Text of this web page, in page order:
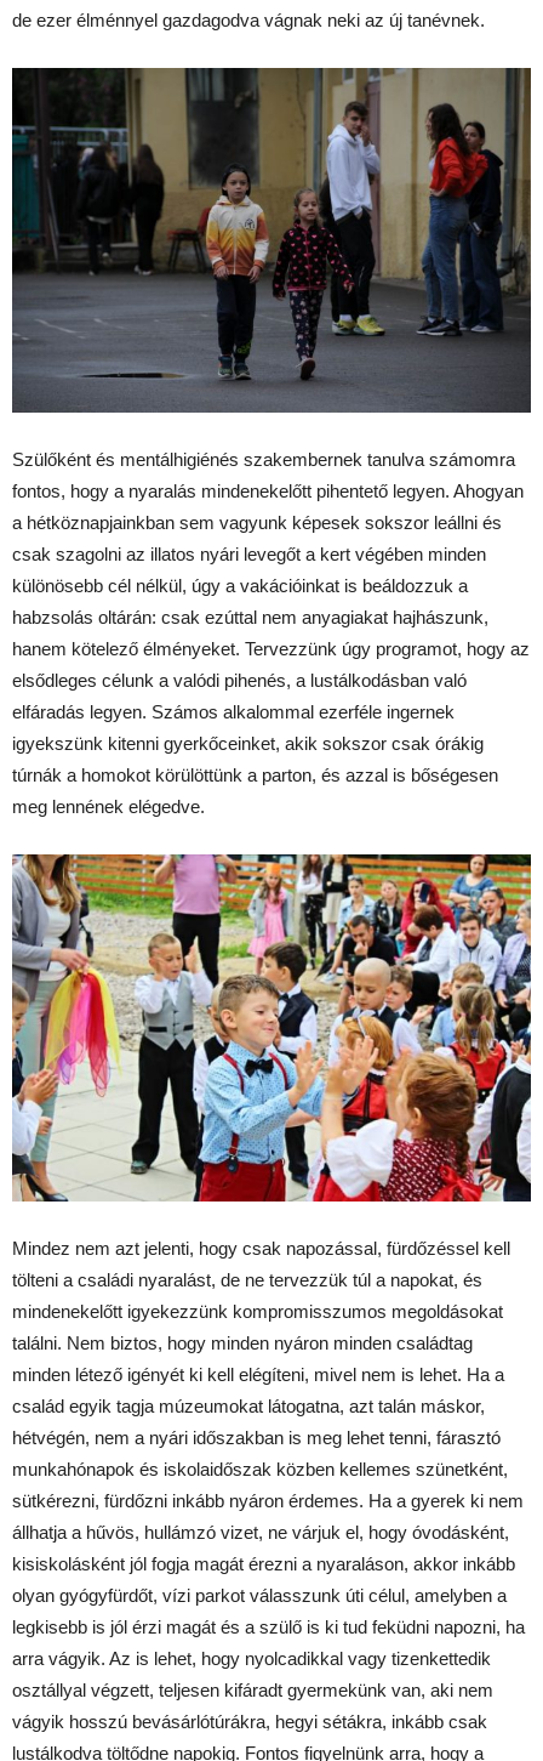
de ezer élménnyel gazdagodva vágnak neki az új tanévnek.
Szülőként és mentálhigiénés szakembernek tanulva számomra
fontos, hogy a nyaralás mindenekelőtt pihentető legyen. Ahogyan
a hétköznapjainkban sem vagyunk képesek sokszor leállni és
csak szagolni az illatos nyári levegőt a kert végében minden
különösebb cél nélkül, úgy a vakációinkat is beáldozzuk a
habzsolás oltárán: csak ezúttal nem anyagiakat hajhászunk,
hanem kötelező élményeket. Tervezzünk úgy programot, hogy az
elsődleges célunk a valódi pihenés, a lustálkodásban való
elfáradás legyen. Számos alkalommal ezerféle ingernek
igyekszünk kitenni gyerkőceinket, akik sokszor csak órákig
túrnák a homokot körülöttünk a parton, és azzal is bőségesen
meg lennének elégedve.
Mindez nem azt jelenti, hogy csak napozással, fürdőzéssel kell
tölteni a családi nyaralást, de ne tervezzük túl a napokat, és
mindenekelőtt igyekezzünk kompromisszumos megoldásokat
találni. Nem biztos, hogy minden nyáron minden családtag
minden létező igényét ki kell elégíteni, mivel nem is lehet. Ha a
család egyik tagja múzeumokat látogatna, azt talán máskor,
hétvégén, nem a nyári időszakban is meg lehet tenni, fárasztó
munkahónapok és iskolaidőszak közben kellemes szünetként,
sütkérezni, fürdőzni inkább nyáron érdemes. Ha a gyerek ki nem
állhatja a hűvös, hullámzó vizet, ne várjuk el, hogy óvodásként,
kisiskolásként jól fogja magát érezni a nyaraláson, akkor inkább
olyan gyógyfürdőt, vízi parkot válasszunk úti célul, amelyben a
legkisebb is jól érzi magát és a szülő is ki tud feküdni napozni, ha
arra vágyik. Az is lehet, hogy nyolcadikkal vagy tizenkettedik
osztállyal végzett, teljesen kifáradt gyermekünk van, aki nem
vágyik hosszú bevásárlótúrákra, hegyi sétákra, inkább csak
lustálkodva töltődne napokig. Fontos figyelnünk arra, hogy a